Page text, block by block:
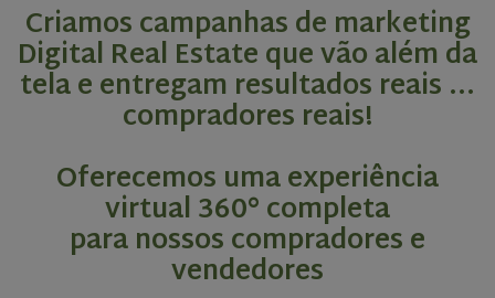
Criamos campanhas de marketing
Digital Real Estate que vão além da
tela e entregam resultados reais ...
compradores reais!
Oferecemos uma experiência
virtual 360° completa
para nossos compradores e
vendedores